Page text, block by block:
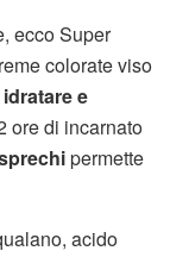
ecco Super
colorate viso
e
ore di incarnato
permette
acido